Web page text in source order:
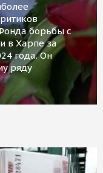
борьбы с
в Харпе за
года. Он
ряду